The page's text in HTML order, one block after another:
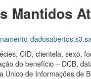
Mantidos
dadosabertos.s3.sa-
CID, clientela, sexo,
do benefício – DCB,
Único de Informações de